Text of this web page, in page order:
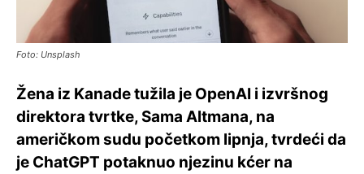
Foto: Unsplash
Žena iz Kanade tužila je OpenAI i izvršnog
direktora tvrtke, Sama Altmana, na
američkom sudu početkom lipnja, tvrdeći da
je ChatGPT potaknuo njezinu kćer na